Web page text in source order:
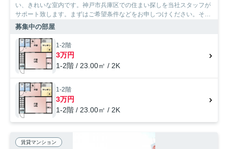
い、きれいな室内です。神戸市兵庫区での住まい探しを当社スタッフが
サポート致します。まずはご希望条件などをお申しつけください。それ
を元にお客様に合ったお住まいをご紹介いたします。
募集中の部屋
1-2階
3万円
1-2階 / 23.00㎡ / 2K
1-2階
3万円
1-2階 / 23.00㎡ / 2K
賃貸マンション